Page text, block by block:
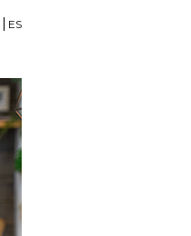
ES